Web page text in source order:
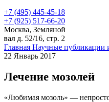
+7 (495) 445-45-18
+7 (925) 517-66-20
Москва, Земляной
вал д. 52/16, стр. 2
Главная Научные публикации
22 Январь 2017
Лечение мозолей
«Любимая мозоль» —